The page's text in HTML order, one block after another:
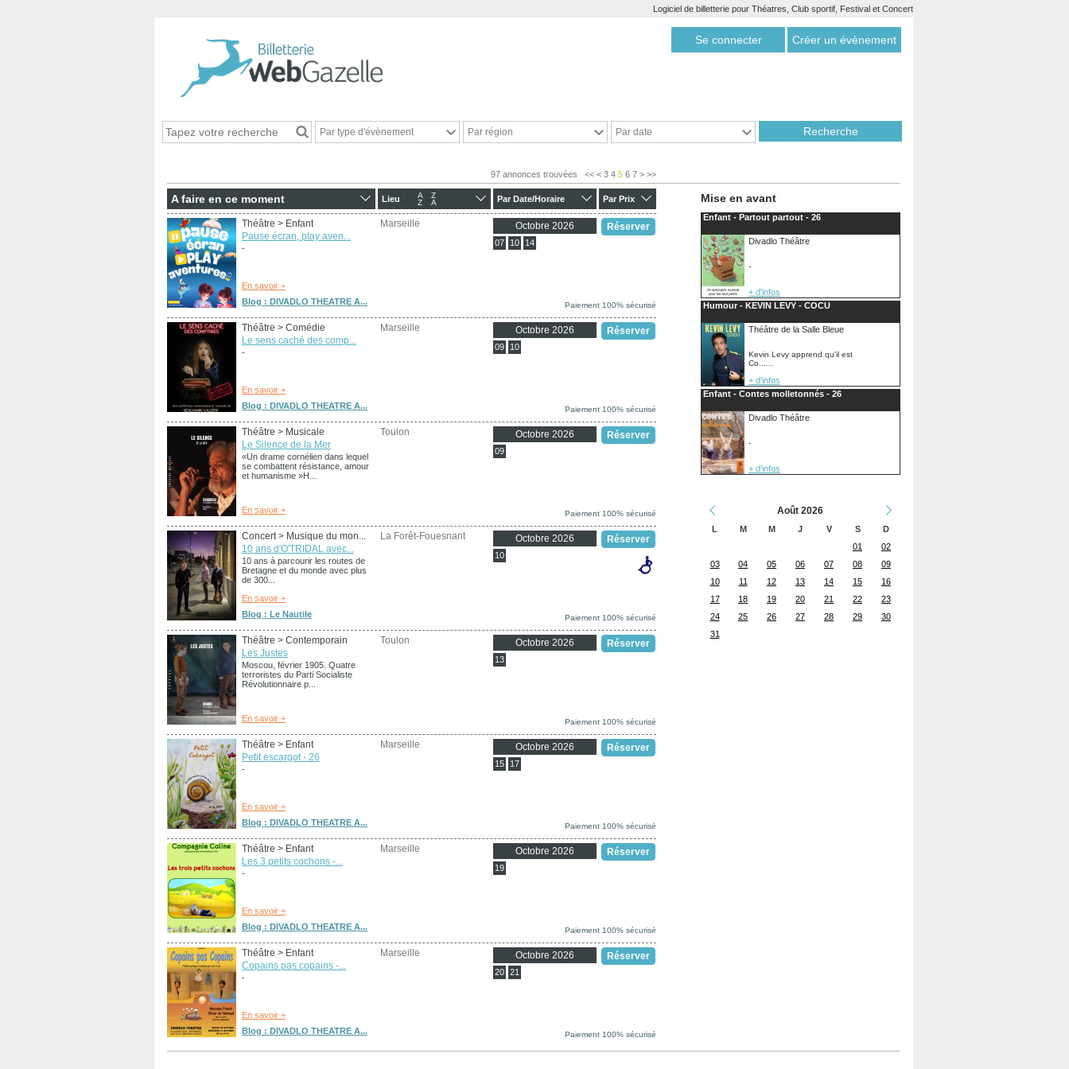
Logiciel de billetterie pour Théatres, Club sportif, Festival et Concert
Se connecter Créer un évènement
Par type d'évènement Par région Par date
97 annonces trouvées << < 3 4 5 6 7 > >>
A faire en ce moment A
Z
Z
A
Lieu Par Date/Horaire Par Prix
Théâtre > Enfant
Pause écran, play aven...
-
En savoir +
Blog : DIVADLO THEATRE A...
Marseille Octobre 2026
07 10 14
Réserver
Paiement 100% sécurisé
Théâtre > Comédie
Le sens caché des comp...
-
En savoir +
Blog : DIVADLO THEATRE A...
Marseille Octobre 2026
09 10
Réserver
Paiement 100% sécurisé
Théâtre > Musicale
Le Silence de la Mer
«Un drame cornélien dans lequel
se combattent résistance, amour
et humanisme »H...
En savoir +
Toulon Octobre 2026
09
Réserver
Paiement 100% sécurisé
Concert> Musique du mon...
10 ans d'O'TRIDAL avec...
10 ans à parcourir les routes de
Bretagne et du monde avec plus
de 300...
En savoir +
Blog : Le Nautile
La Forêt-Fouesnant Octobre 2026
10
Réserver
Paiement 100% sécurisé
Théâtre > Contemporain
Les Justes
Moscou, février 1905. Quatre
terroristes du Parti Socialiste
Révolutionnaire p...
En savoir +
Toulon Octobre 2026
13
Réserver
Paiement 100% sécurisé
Théâtre > Enfant
Petit escargot - 26
-
En savoir +
Blog : DIVADLO THEATRE A...
Marseille Octobre 2026
15 17
Réserver
Paiement 100% sécurisé
Théâtre > Enfant
Les 3 petits cochons -...
-
En savoir +
Blog : DIVADLO THEATRE A...
Marseille Octobre 2026
19
Réserver
Paiement 100% sécurisé
Théâtre > Enfant
Copains pas copains -...
-
En savoir +
Blog : DIVADLO THEATRE A...
Marseille Octobre 2026
20 21
Réserver
Paiement 100% sécurisé
Mise en avant
+ d'infos
Enfant - Partout partout - 26
Divadlo Théâtre
-
+ d'infos
Humour - KEVIN LEVY - COCU
Théâtre de la Salle Bleue
Kevin Levy apprend qu’il est
Co......
+ d'infos
Enfant - Contes molletonnés - 26
Divadlo Théâtre
-
Août 2026
L M M J V S
D
01
02
03
04 05 06 07 08
09
10
11 12 13 14 15
16
17
18 19 20 21 22
23
24
25 26 27 28 29
30
31